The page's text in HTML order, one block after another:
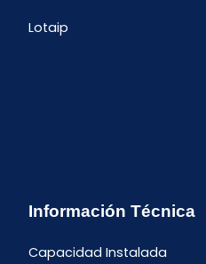
Lotaip
Información Técnica
Capacidad Instalada